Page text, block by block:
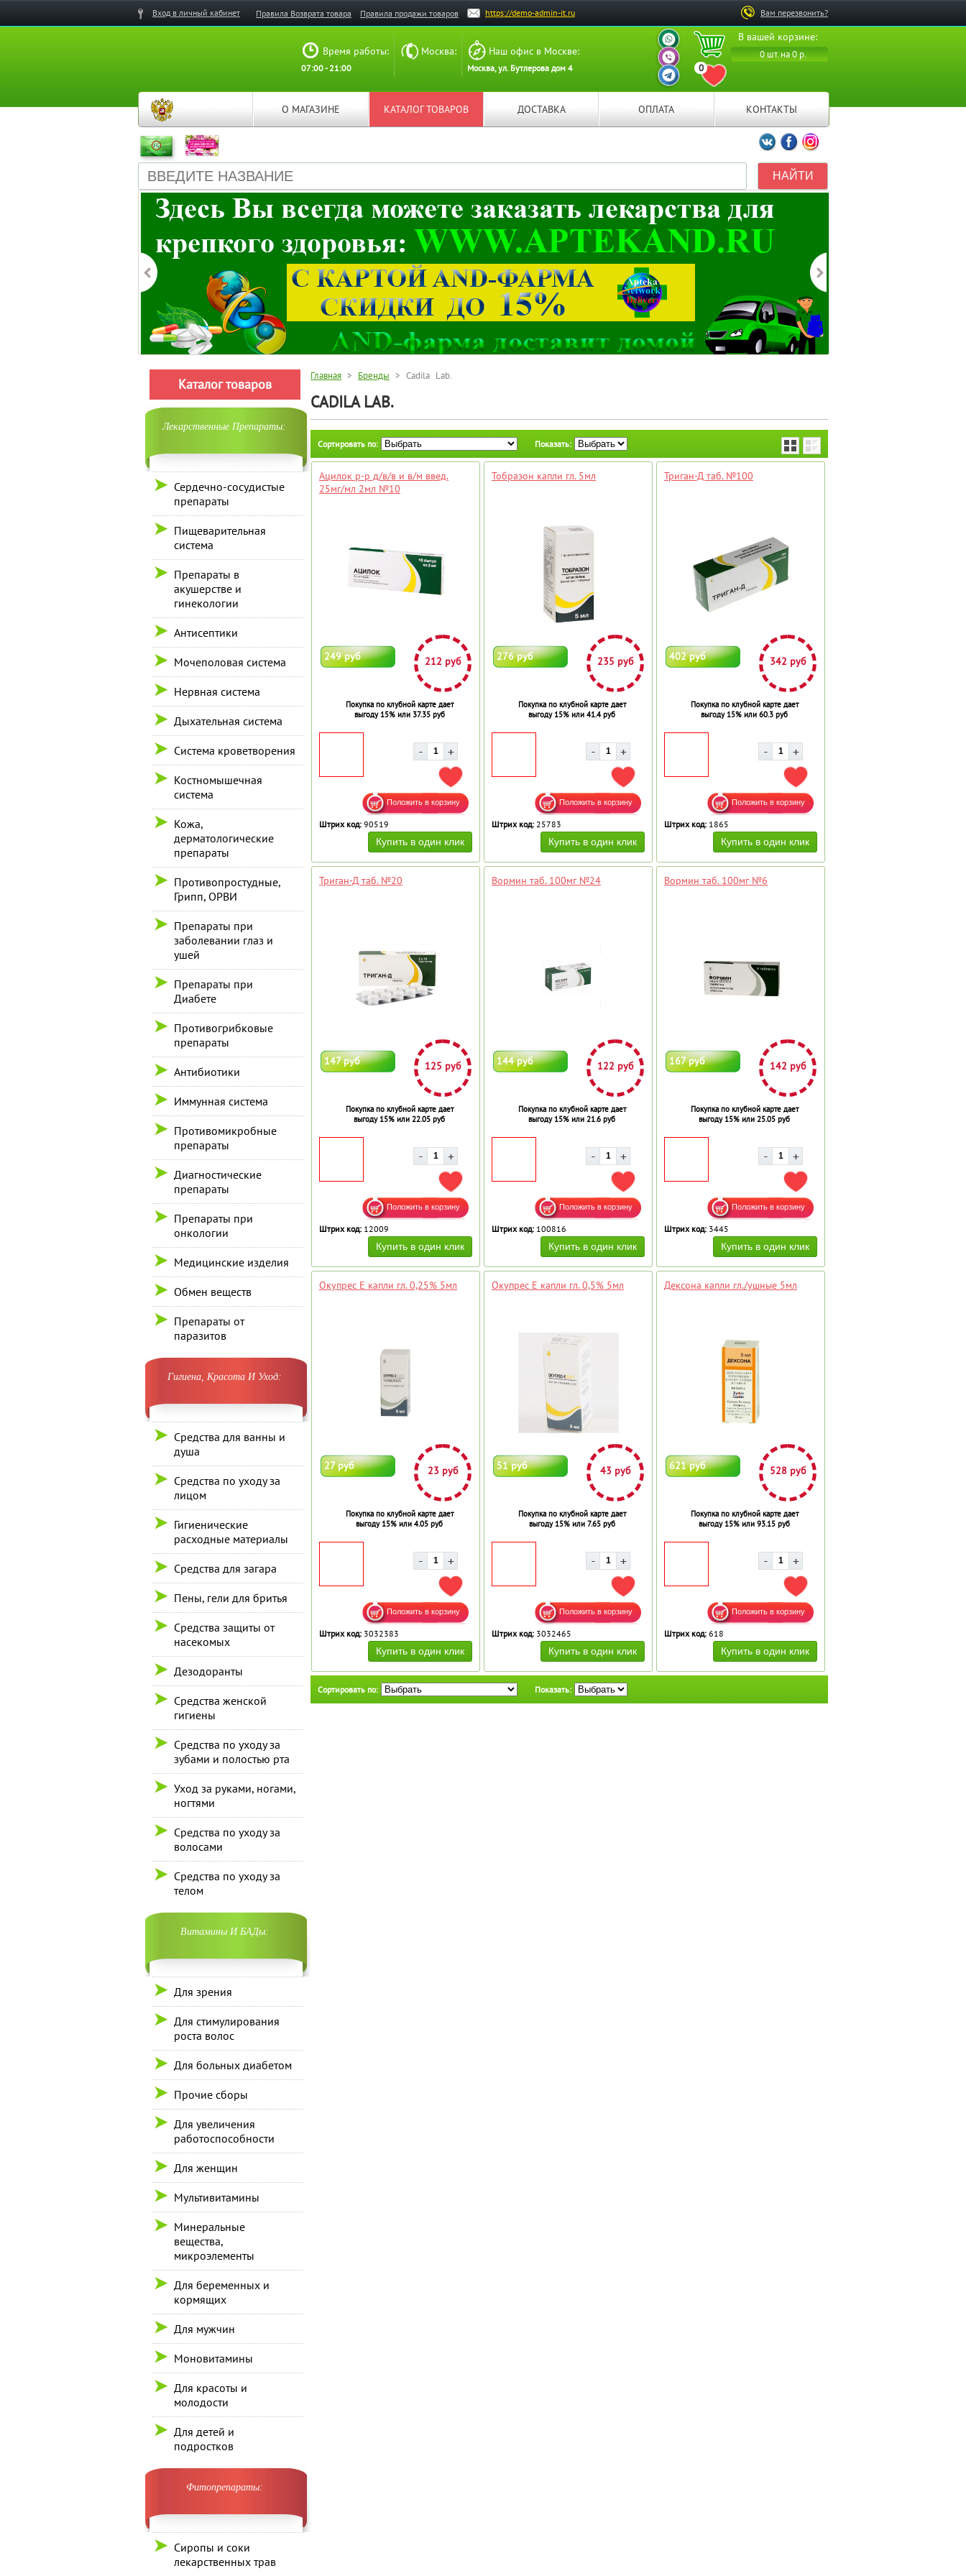
Вам перезвонить?
Вход в личный кабинет Правила Возврата товара Правила продажи товаров https://demo-admin-it.ru
В вашей корзине:
0 шт. на 0 р.
0
ПЕРЕЙТИ В ИЗБРАННОЕ
ВАШ ПЕРСОНАЛЬНЫЙ
МЕНЕДЖЕР
ВАШ ПЕРСОНАЛЬНЫЙ
МЕНЕДЖЕР
ВАШ ПЕРСОНАЛЬНЫЙ
МЕНЕДЖЕР
Время работы:
07:00 - 21:00
Москва: Наш офис в Москве:
Москва, ул. Бутлерова дом 4
О МАГАЗИНЕ КАТАЛОГ ТОВАРОВ ДОСТАВКА ОПЛАТА КОНТАКТЫ
Мы ВКонтакте
Мы на Facebook
Мы в Instagramm
Каталог товаров
Лекарственные Препараты:
Сердечно-сосудистые
препараты
Пищеварительная
система
Препараты в
акушерстве и
гинекологии
Антисептики
Мочеполовая система
Нервная система
Дыхательная система
Система кроветворения
Костномышечная
система
Кожа,
дерматологические
препараты
Противопростудные,
Грипп, ОРВИ
Препараты при
заболевании глаз и
ушей
Препараты при
Диабете
Противогрибковые
препараты
Антибиотики
Иммунная система
Противомикробные
препараты
Диагностические
препараты
Препараты при
онкологии
Медицинские изделия
Обмен веществ
Препараты от
паразитов
Гигиена, Красота И Уход:
Средства для ванны и
душа
Средства по уходу за
лицом
Гигиенические
расходные материалы
Средства для загара
Пены, гели для бритья
Средства защиты от
насекомых
Дезодоранты
Средства женской
гигиены
Средства по уходу за
зубами и полостью рта
Уход за руками, ногами,
ногтями
Средства по уходу за
волосами
Средства по уходу за
телом
Витамины И БАДы:
Для зрения
Для стимулирования
роста волос
Для больных диабетом
Прочие сборы
Для увеличения
работоспособности
Для женщин
Мультивитамины
Минеральные
вещества,
микроэлементы
Для беременных и
кормящих
Для мужчин
Моновитамины
Для красоты и
молодости
Для детей и
подростков
Фитопрепараты:
Сиропы и соки
лекарственных трав
Главная > Бренды > Cadila Lab.
CADILA LAB.
Сортировать по: Показать:
Ацилок р-р д/в/в и в/м введ.
25мг/мл 2мл №10
249 руб 212 руб
Покупка по клубной карте дает
выгоду 15% или 37.35 руб
ДОБАВИТЬ В ИЗБРАННОЕ
Штрих код: 90519
Тобразон капли гл. 5мл
276 руб 235 руб
Покупка по клубной карте дает
выгоду 15% или 41.4 руб
ДОБАВИТЬ В ИЗБРАННОЕ
Штрих код: 25783
Триган-Д таб. №100
402 руб 342 руб
Покупка по клубной карте дает
выгоду 15% или 60.3 руб
ДОБАВИТЬ В ИЗБРАННОЕ
Штрих код: 1865
Триган-Д таб. №20
147 руб 125 руб
Покупка по клубной карте дает
выгоду 15% или 22.05 руб
ДОБАВИТЬ В ИЗБРАННОЕ
Штрих код: 12009
Вормин таб. 100мг №24
144 руб 122 руб
Покупка по клубной карте дает
выгоду 15% или 21.6 руб
ДОБАВИТЬ В ИЗБРАННОЕ
Штрих код: 100816
Вормин таб. 100мг №6
167 руб 142 руб
Покупка по клубной карте дает
выгоду 15% или 25.05 руб
ДОБАВИТЬ В ИЗБРАННОЕ
Штрих код: 3445
Окупрес Е капли гл. 0,25% 5мл
27 руб 23 руб
Покупка по клубной карте дает
выгоду 15% или 4.05 руб
ДОБАВИТЬ В ИЗБРАННОЕ
Штрих код: 3032383
Окупрес Е капли гл. 0,5% 5мл
51 руб 43 руб
Покупка по клубной карте дает
выгоду 15% или 7.65 руб
ДОБАВИТЬ В ИЗБРАННОЕ
Штрих код: 3032465
Дексона капли гл./ушные 5мл
621 руб 528 руб
Покупка по клубной карте дает
выгоду 15% или 93.15 руб
ДОБАВИТЬ В ИЗБРАННОЕ
Штрих код: 618
Сортировать по: Показать: